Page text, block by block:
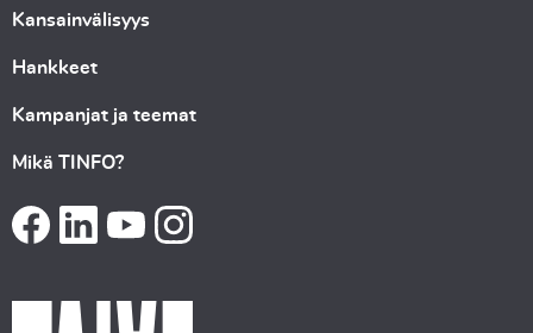
Kansainvälisyys
Hankkeet
Kampanjat ja teemat
Mikä TINFO?